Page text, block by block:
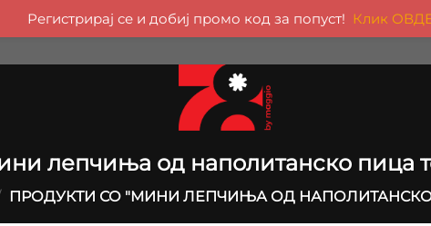
лепчиња од наполитанско пица
ПРОДУКТИ СО "МИНИ ЛЕПЧИЊА ОД НАПОЛИТАНСКО
Регистрирај се и добиј промо код за попуст! Клик